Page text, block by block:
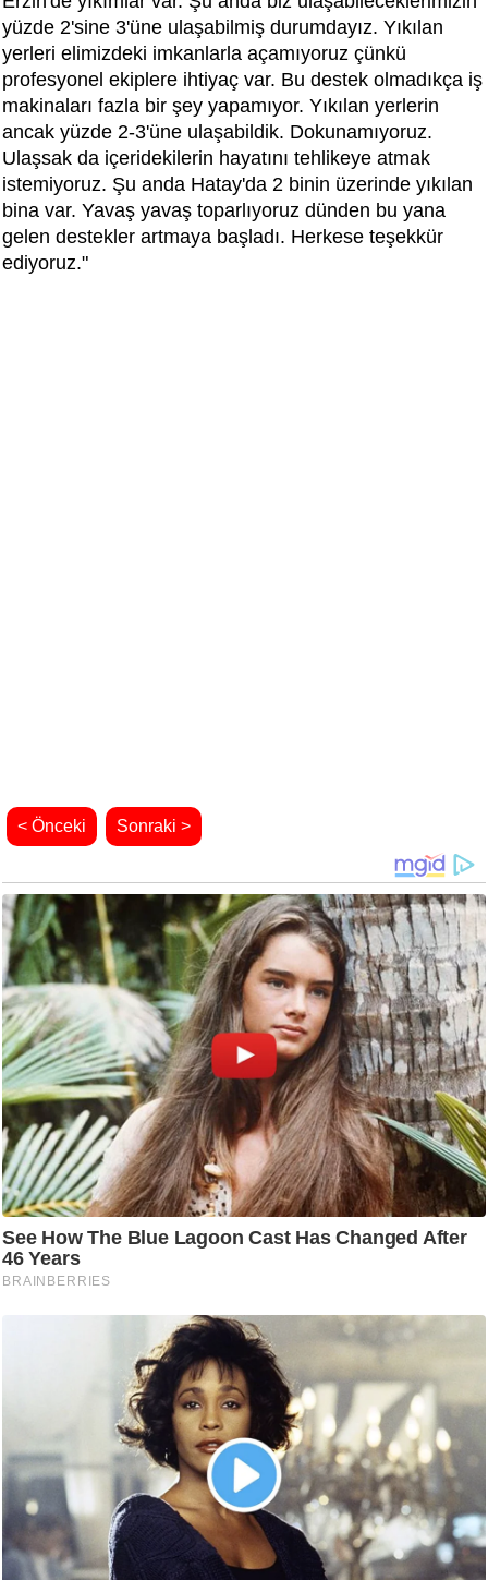
yüzde 2'sine 3'üne ulaşabilmiş durumdayız. Yıkılan
yerleri elimizdeki imkanlarla açamıyoruz çünkü
profesyonel ekiplere ihtiyaç var. Bu destek olmadıkça iş
makinaları fazla bir şey yapamıyor. Yıkılan yerlerin
ancak yüzde 2-3'üne ulaşabildik. Dokunamıyoruz.
Ulaşsak da içeridekilerin hayatını tehlikeye atmak
istemiyoruz. Şu anda Hatay'da 2 binin üzerinde yıkılan
bina var. Yavaş yavaş toparlıyoruz dünden bu yana
gelen destekler artmaya başladı. Herkese teşekkür
ediyoruz."
< Önceki Sonraki >